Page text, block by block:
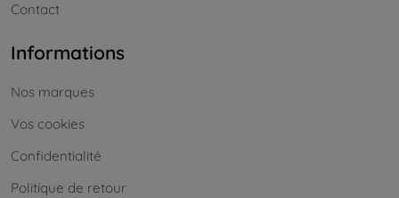
Contact
Informations
Nos marques
Vos cookies
Confidentialité
Politique de retour